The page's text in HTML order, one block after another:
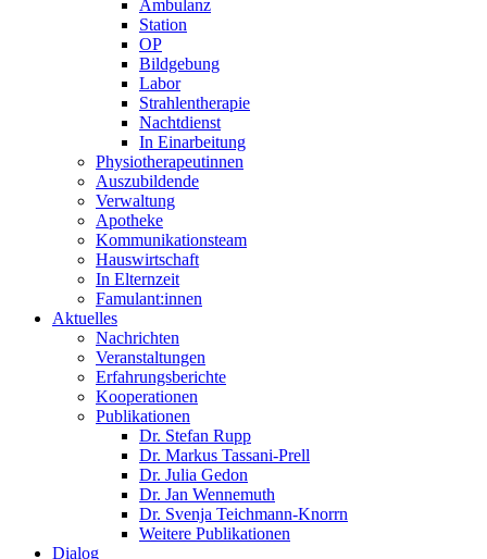
Ambulanz
Station
OP
Bildgebung
Labor
Strahlentherapie
Nachtdienst
In Einarbeitung
Physiotherapeutinnen
Auszubildende
Verwaltung
Apotheke
Kommunikationsteam
Hauswirtschaft
In Elternzeit
Famulant:innen
Aktuelles
Nachrichten
Veranstaltungen
Erfahrungsberichte
Kooperationen
Publikationen
Dr. Stefan Rupp
Dr. Markus Tassani-Prell
Dr. Julia Gedon
Dr. Jan Wennemuth
Dr. Svenja Teichmann-Knorrn
Weitere Publikationen
Dialog